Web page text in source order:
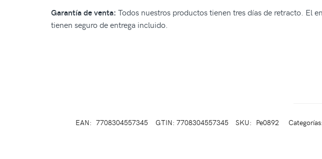
Garantía de venta: Todos nuestros productos tienen tres días de retracto. El
tienen seguro de entrega incluido.
EAN: 7708304557345 GTIN: 7708304557345 SKU: Pe0892 Categorías: